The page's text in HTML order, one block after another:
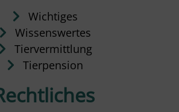
Wichtiges
Wissenswertes
Tiervermittlung
Tierpension